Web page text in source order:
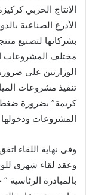
الإنتاج الحربي
الأذرع الصناعية
بشركاتها لتصنيع
مختلف المشروعات
الوزارتين على
تنفيذ مشروعات
كريمة” بضرورة ضغط
المشروعات
وفى نهاية اللقاء
وعقد لقاء شهرى
بالمبادرة